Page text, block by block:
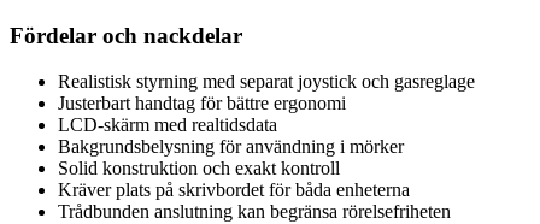
Fördelar och nackdelar
Realistisk styrning med separat joystick och gasreglage
Justerbart handtag för bättre ergonomi
LCD-skärm med realtidsdata
Bakgrundsbelysning för användning i mörker
Solid konstruktion och exakt kontroll
Kräver plats på skrivbordet för båda enheterna
Trådbunden anslutning kan begränsa rörelsefriheten